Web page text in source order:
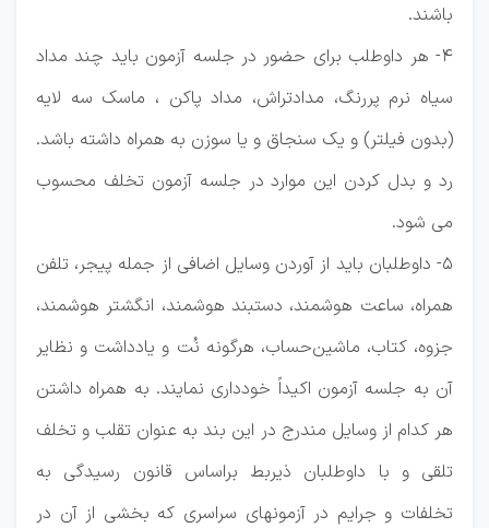
باشند.
۴- هر داوطلب برای حضور در جلسه آزمون باید چند مداد
سیاه نرم پررنگ، مدادتراش، مداد پاکن ، ماسک سه لایه
(بدون فیلتر) و یک سنجاق و یا سوزن به همراه داشته باشد.
رد و بدل کردن این موارد در جلسه آزمون تخلف محسوب
می شود.
۵- داوطلبان باید از آوردن وسایل اضافی از جمله پیجر، تلفن
همراه، ساعت هوشمند، دستبند هوشمند، انگشتر هوشمند،
جزوه، کتاب، ماشین‌حساب، هرگونه نُت و یادداشت و نظایر
آن به جلسه آزمون اکیداً خودداری نمایند. به همراه داشتن
هر کدام از وسایل مندرج در این بند به عنوان تقلب و تخلف
تلقی و با داوطلبان ذیربط براساس قانون رسیدگی به
تخلفات و جرایم در آزمونهای سراسری که بخشی از آن در